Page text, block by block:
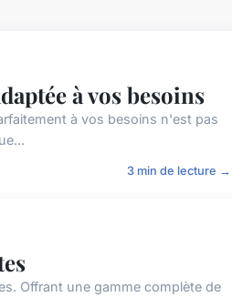
à vos besoins
à vos besoins n'est pas
3 min de lecture →
Offrant une gamme complète de